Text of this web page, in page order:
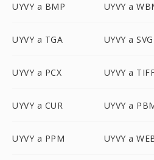
UYVY a BMP UYVY a
UYVY a TGA UYVY a SVG
UYVY a PCX UYVY a
UYVY a CUR UYVY a
UYVY a PPM UYVY a